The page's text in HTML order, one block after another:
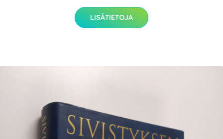
LISÄTIETOJA